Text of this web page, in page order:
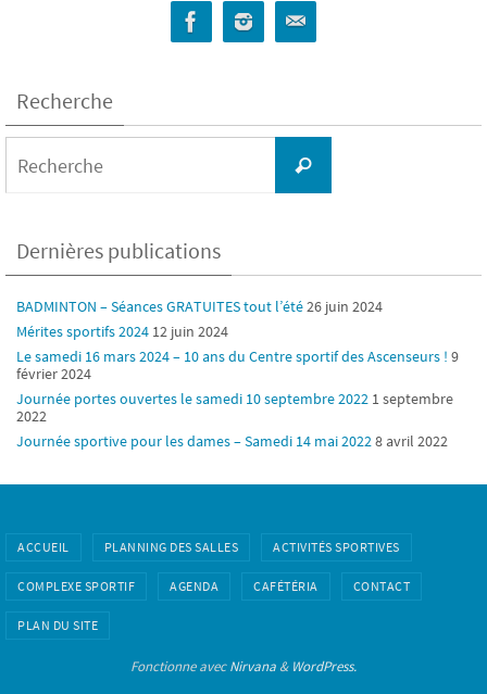
Recherche
Recherche
Dernières publications
BADMINTON – Séances GRATUITES tout l’été26 juin 2024
Mérites sportifs 2024 12 juin 2024
Le samedi 16 mars 2024 – 10 ans du Centre sportif des Ascenseurs ! 9
février 2024
Journée portes ouvertes le samedi 10 septembre 2022 1 septembre
2022
Journée sportive pour les dames – Samedi 14 mai 20228 avril 2022
ACCUEIL PLANNING DES SALLES ACTIVITÉS SPORTIVES
COMPLEXE SPORTIF AGENDA CAFÉTÉRIA CONTACT
PLAN DU SITE
Fonctionne avecNirvana & WordPress.